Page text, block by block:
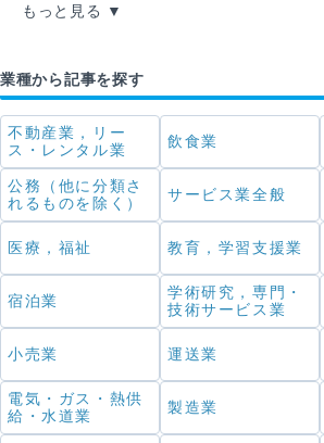
もっと見る
業種から記事を探す
不動産業，リー
ス・レンタル業
飲食業
公務（他に分類さ
れるものを除く）
サービス業全般
医療，福祉 教育，学習支援業
宿泊業
学術研究，専門・
技術サービス業
小売業 運送業
電気・ガス・熱供
給・水道業
製造業